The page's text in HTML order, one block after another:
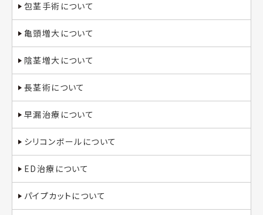
包茎手術について
亀頭増大について
陰茎増大について
長茎術について
早漏治療について
シリコンボールについて
ED治療について
パイプカットについて